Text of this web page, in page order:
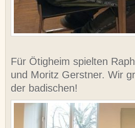
Für Ötigheim spielten
und Moritz Gerstner. Wir
der badischen!